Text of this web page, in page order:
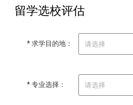
留学选校评估
* 求学目的地： 请选择
* 专业选择： 请选择